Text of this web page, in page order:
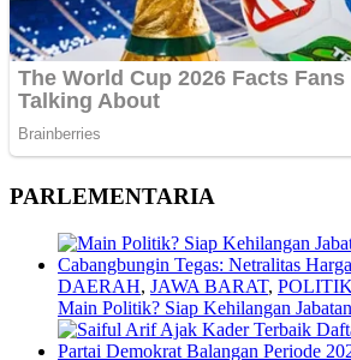
PARLEMENTARIA
DAERAH, JAWA BARAT, POLITIK
Main Politik? Siap Kehilangan